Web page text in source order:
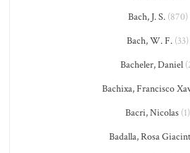
Bach, J. S.(870)
Bach, W. F. (33)
Bacheler, Daniel
Bachixa, Francisco
Bacri, Nicolas (1)
Badalla, Rosa